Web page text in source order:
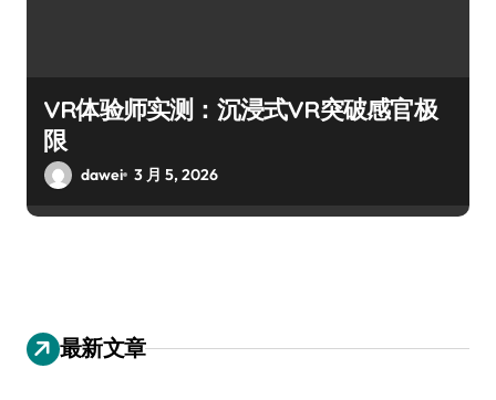
VR体验师实测：沉浸式VR突破感官极
限
dawei 3 月 5, 2026
最新文章